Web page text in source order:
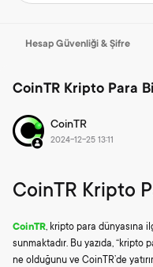
Hesap Güvenliği & Şifre
CoinTR Kripto Para
CoinTR
2024-12-25 13:11
CoinTR Kripto
CoinTR, kripto para dünyasına
sunmaktadır. Bu yazıda, “kripto
ne olduğunu ve CoinTR’de